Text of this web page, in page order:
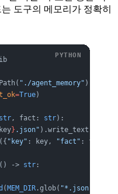
도구의 메모리가 정확히
"./agent_memory" )
=True)
str, fact: str):
key} .json" ).write_text(
"key" : key, "fact" : fact},
() -> str :
( MEM_DIR .glob( "*.json"